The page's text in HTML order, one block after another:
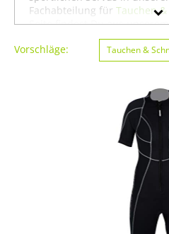
Fachabteilung für Tauchen
Seite findest Du aus
Sortiment alle Tauchanzüge
Mit Hilfe der Filter am linken
Tauchanzügevon
Seite mit sämtlichen
oder unter allen Produkten
Schnorcheln von Body Glove
Hinweisen wünschen wir Dir
und vor allem weiter viel
Tauchen & Schnorcheln!
Vorschläge: Tauchen &